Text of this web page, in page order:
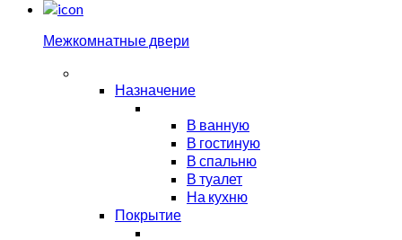
Межкомнатные двери
Назначение
В ванную
В гостиную
В спальню
В туалет
На кухню
Покрытие